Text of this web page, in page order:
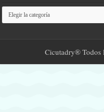
Categorías
Cicutadry® Todos